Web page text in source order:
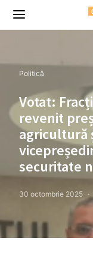
Politică
Votat:
revenit
agricultură
securitate
30 octombrie 2025